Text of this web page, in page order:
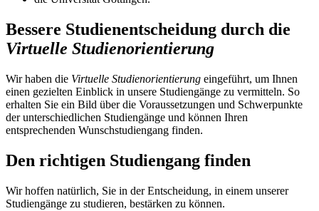
Bessere Studienentscheidung durch die
Virtuelle Studienorientierung
Wir haben die Virtuelle Studienorientierung eingeführt, um Ihnen
einen gezielten Einblick in unsere Studiengänge zu vermitteln. So
erhalten Sie ein Bild über die Voraussetzungen und Schwerpunkte
der unterschiedlichen Studiengänge und können Ihren
entsprechenden Wunschstudiengang finden.
Den richtigen Studiengang finden
Wir hoffen natürlich, Sie in der Entscheidung, in einem unserer
Studiengänge zu studieren, bestärken zu können.